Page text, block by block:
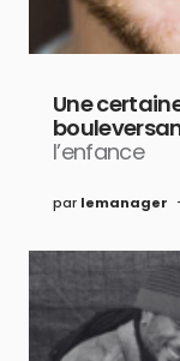
Une
l’enfance
par lemanager